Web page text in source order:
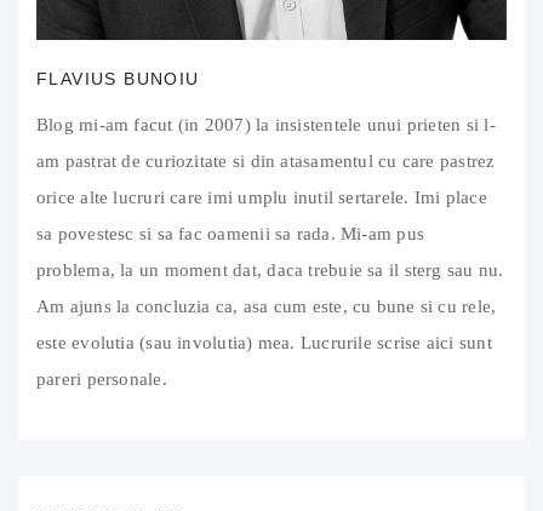
FLAVIUS BUNOIU
Blog mi-am facut (in 2007) la insistentele unui prieten si l-
am pastrat de curiozitate si din atasamentul cu care pastrez
orice alte lucruri care imi umplu inutil sertarele. Imi place
sa povestesc si sa fac oamenii sa rada. Mi-am pus
problema, la un moment dat, daca trebuie sa il sterg sau nu.
Am ajuns la concluzia ca, asa cum este, cu bune si cu rele,
este evolutia (sau involutia) mea. Lucrurile scrise aici sunt
pareri personale.